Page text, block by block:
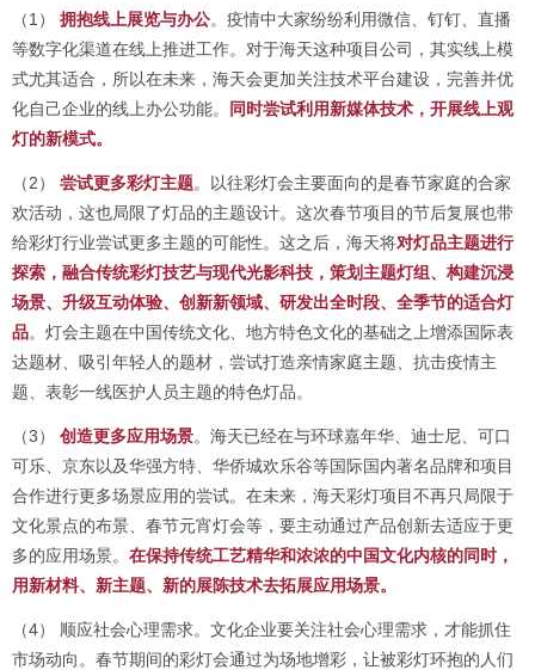
（1） 拥抱线上展览与办公。疫情中大家纷纷利用微信、钉钉、直播
等数字化渠道在线上推进工作。对于海天这种项目公司，其实线上模
式尤其适合，所以在未来，海天会更加关注技术平台建设，完善并优
化自己企业的线上办公功能。
同时尝试利用新媒体技术，开展线上观
灯的新模式。
（2） 尝试更多彩灯主题。以往彩灯会主要面向的是春节家庭的合家
欢活动，这也局限了灯品的主题设计。这次春节项目的节后复展也带
给彩灯行业尝试更多主题的可能性。这之后，海天将对灯品主题进行
探索，融合传统彩灯技艺与现代光影科技，策划主题灯组、构建沉浸
场景、升级互动体验、创新新领域、研发出全时段、全季节的适合灯
品。灯会主题在中国传统文化、地方特色文化的基础之上增添国际表
达题材、吸引年轻人的题材，尝试打造亲情家庭主题、抗击疫情主
题、表彰一线医护人员主题的特色灯品。
（3） 创造更多应用场景。海天已经在与环球嘉年华、迪士尼、可口
可乐、京东以及华强方特、华侨城欢乐谷等国际国内著名品牌和项目
合作进行更多场景应用的尝试。在未来，海天彩灯项目不再只局限于
文化景点的布景、春节元宵灯会等，要主动通过产品创新去适应于更
多的应用场景。 在保持传统工艺精华和浓浓的中国文化内核的同时，
用新材料、新主题、新的展陈技术去拓展应用场景。
（4） 顺应社会心理需求。文化企业要关注社会心理需求，才能抓住
市场动向。春节期间的彩灯会通过为场地增彩，让被彩灯环抱的人们